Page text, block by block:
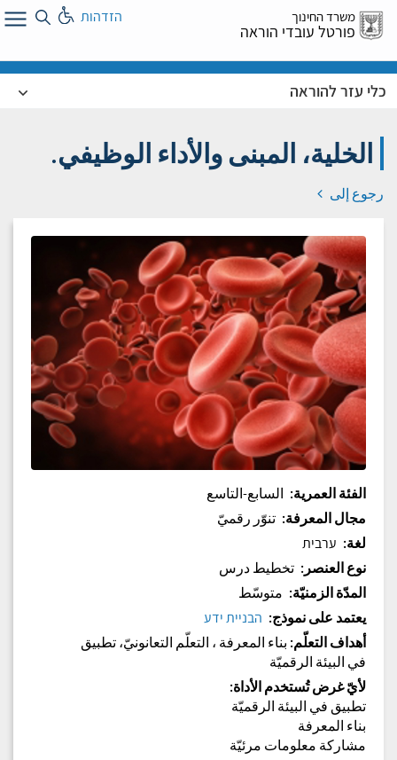
דלג
אל
משרד החינוך
פורטל עובדי הוראה
הזדהות
כלי עזר להוראה
الخلية، المبنى والأداء الوظيفي.
رجوع إلى
الفئة العمرية: السابع-التاسع
مجال المعرفة: تنوّر رقميّ
لغة: ערבית
نوع العنصر: تخطيط درس
المدّة الزمنيّة: متوسّط
يعتمد على نموذج: הבניית ידע
أهداف التعلّم: بناء المعرفة ، التعلّم التعانونيّ، تطبيق
في البيئة الرقميّة
لأيّ غرض تُستخدم الأداة:
تطبيق في البيئة الرقميّة
بناء المعرفة
مشاركة معلومات مرئيّة